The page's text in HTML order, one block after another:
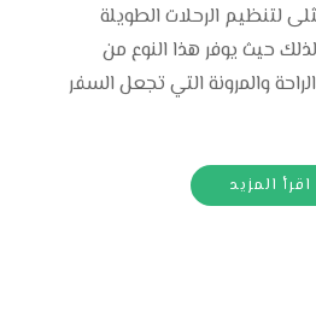
لتنظيم الرحلات الطويلة
حيث يوفر هذا النوع من
والمرونة التي تجعل السفر
اقرأ المزيد